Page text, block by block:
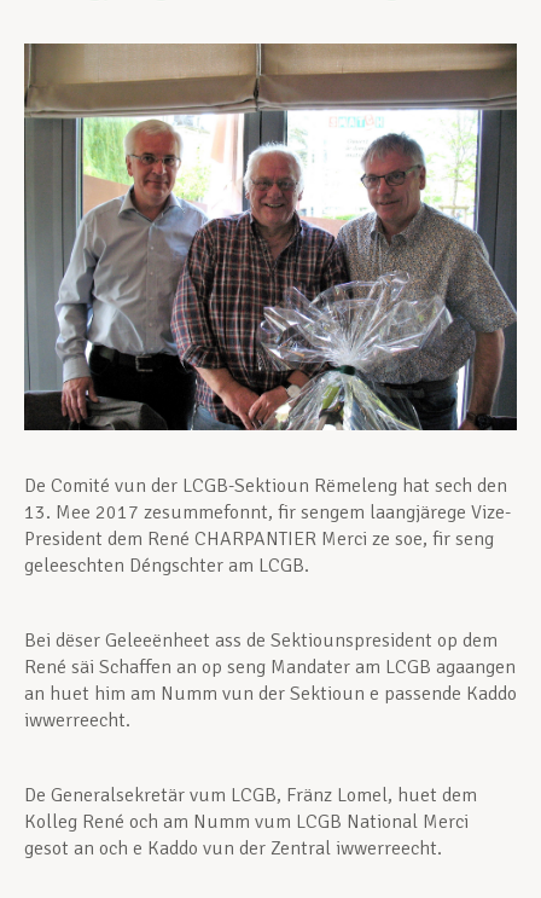
Assistance en vie privée
Développement professionnel
Devenir Membre
Actualités
De Comité vun der LCGB-Sektioun Rëmeleng hat sech den
13. Mee 2017 zesummefonnt, fir sengem laangjärege Vize-
President dem René CHARPANTIER Merci ze soe, fir seng
geleeschten Déngschter am LCGB.
Bei dëser Geleeënheet ass de Sektiounspresident op dem
René säi Schaffen an op seng Mandater am LCGB agaangen
an huet him am Numm vun der Sektioun e passende Kaddo
iwwerreecht.
De Generalsekretär vum LCGB, Fränz Lomel, huet dem
Kolleg René och am Numm vum LCGB National Merci
gesot an och e Kaddo vun der Zentral iwwerreecht.